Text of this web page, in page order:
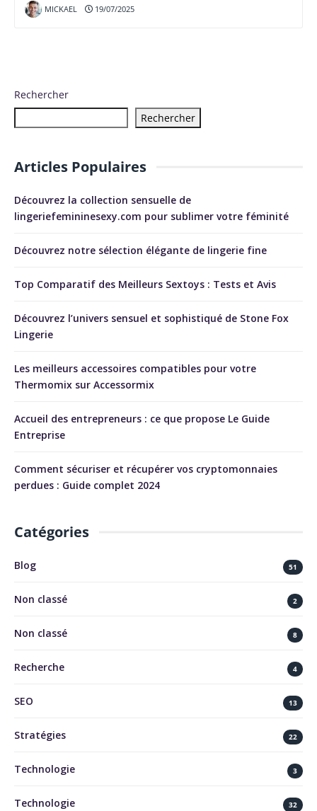
MICKAEL 19/07/2025
Rechercher
Rechercher
Articles Populaires
Découvrez la collection sensuelle de
lingeriefemininesexy.com pour sublimer votre féminité
Découvrez notre sélection élégante de lingerie fine
Top Comparatif des Meilleurs Sextoys : Tests et Avis
Découvrez l’univers sensuel et sophistiqué de Stone Fox
Lingerie
Les meilleurs accessoires compatibles pour votre
Thermomix sur Accessormix
Accueil des entrepreneurs : ce que propose Le Guide
Entreprise
Comment sécuriser et récupérer vos cryptomonnaies
perdues : Guide complet 2024
Catégories
Blog 51
Non classé 2
Non classé 8
Recherche 4
SEO 13
Stratégies 22
Technologie 3
Technologie 32